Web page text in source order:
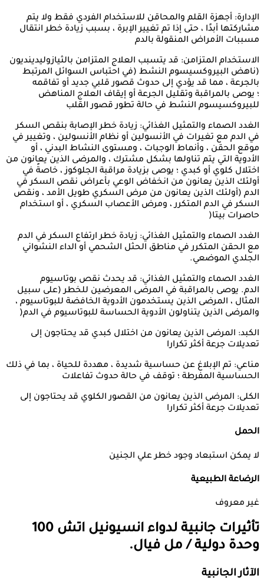
الإدارة: أجهزة القلم والمحاقن للاستخدام الفردي فقط ولا يتم
مشاركتها أبدًا ، حتى إذا تم تغيير الإبرة ، بسبب زيادة خطر انتقال
مسببات الأمراض المنقولة بالدم
الاستخدام المتزامن: قد يتسبب العلاج المتزامن بالثيازوليدينديون
(ناهض البيروكسيسوم النشط (في احتباس السوائل المرتبط
بالجرعة ، مما قد يؤدي إلى حدوث قصور قلبي جديد أو تفاقمه
؛ يوصى بالمراقبة وتقليل الجرعة أو إيقاف العلاج المناهض
للبيروكسيسوم النشط في حالة تطور قصور القلب
الغدد الصماء والتمثيل الغذائي: زيادة خطر الإصابة بنقص السكر
في الدم مع تغيرات في الأنسولين أو نظام الأنسولين ، وتغيير في
موقع الحقن ، وأنماط الوجبات ، ومستوى النشاط البدني ، أو
الأدوية التي يتم تناولها بشكل مشترك ، والمرضى الذين يعانون من
اختلال كلوي أو كبدي ؛ يوصى بزيادة مراقبة الجلوكوز ، خاصةً في
أولئك الذين يعانون من انخفاض الوعي بأعراض نقص السكر في
الدم (أولئك الذين يعانون من مرض السكري طويل الأمد ، ونقص
السكر في الدم المتكرر ، ومرض الأعصاب السكري ، أو استخدام
حاصرات بيتا(
الغدد الصماء والتمثيل الغذائي: زيادة خطر ارتفاع السكر في الدم
مع الحقن المتكرر في مناطق الحثل الشحمي أو الداء النشواني
الجلدي الموضعي.
الغدد الصماء والتمثيل الغذائي: قد يحدث نقص بوتاسيوم
الدم. يوصى بالمراقبة في المرضى المعرضين للخطر (على سبيل
المثال ، المرضى الذين يستخدمون الأدوية الخافضة للبوتاسيوم ،
والمرضى الذين يتناولون الأدوية الحساسة للبوتاسيوم في الدم(
الكبد: المرضى الذين يعانون من اختلال كبدي قد يحتاجون إلى
تعديلات جرعة أكثر تكرارا
مناعي: تم الإبلاغ عن حساسية شديدة ، مهددة للحياة ، بما في ذلك
الحساسية المفرطة ؛ توقف في حالة حدوث تفاعلات
الكلى: المرضى الذين يعانون من القصور الكلوي قد يحتاجون إلى
تعديلات جرعة أكثر تكرارا
الحمل
لا يمكن استبعاد وجود خطر علي الجنين
الرضاعة الطبيعية
غير معروف
تأثيرات جانبية لدواء
انسيونيل اتش 100
وحدة دولية / مل فيال.
الآثار الجانبية